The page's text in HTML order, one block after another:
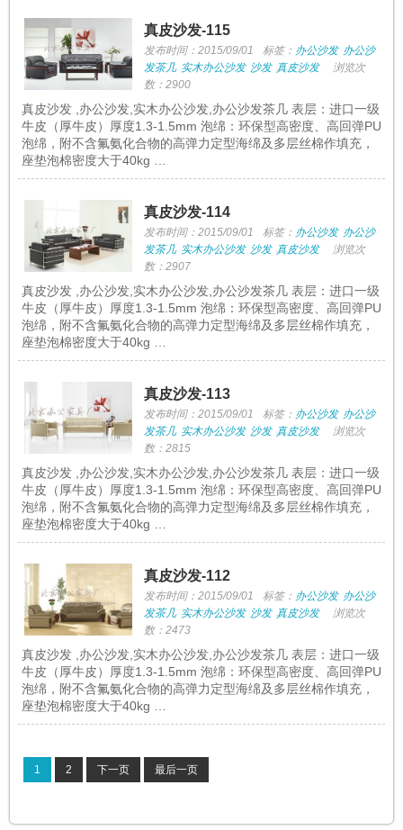
真皮沙发-115
发布时间：2015/09/01 标签： 办公沙发 办公沙
发茶几 实木办公沙发 沙发 真皮沙发
浏览次
数：2900
真皮沙发 ,办公沙发,实木办公沙发,办公沙发茶几 表层：进口一级
牛皮（厚牛皮）厚度1.3-1.5mm 泡绵：环保型高密度、高回弹PU
泡绵，附不含氟氨化合物的高弹力定型海绵及多层丝棉作填充，
座垫泡棉密度大于40kg …
真皮沙发-114
发布时间：2015/09/01 标签： 办公沙发 办公沙
发茶几 实木办公沙发 沙发 真皮沙发
浏览次
数：2907
真皮沙发 ,办公沙发,实木办公沙发,办公沙发茶几 表层：进口一级
牛皮（厚牛皮）厚度1.3-1.5mm 泡绵：环保型高密度、高回弹PU
泡绵，附不含氟氨化合物的高弹力定型海绵及多层丝棉作填充，
座垫泡棉密度大于40kg …
真皮沙发-113
发布时间：2015/09/01 标签： 办公沙发 办公沙
发茶几 实木办公沙发 沙发 真皮沙发
浏览次
数：2815
真皮沙发 ,办公沙发,实木办公沙发,办公沙发茶几 表层：进口一级
牛皮（厚牛皮）厚度1.3-1.5mm 泡绵：环保型高密度、高回弹PU
泡绵，附不含氟氨化合物的高弹力定型海绵及多层丝棉作填充，
座垫泡棉密度大于40kg …
真皮沙发-112
发布时间：2015/09/01 标签： 办公沙发 办公沙
发茶几 实木办公沙发 沙发 真皮沙发
浏览次
数：2473
真皮沙发 ,办公沙发,实木办公沙发,办公沙发茶几 表层：进口一级
牛皮（厚牛皮）厚度1.3-1.5mm 泡绵：环保型高密度、高回弹PU
泡绵，附不含氟氨化合物的高弹力定型海绵及多层丝棉作填充，
座垫泡棉密度大于40kg …
1 2 下一页 最后一页